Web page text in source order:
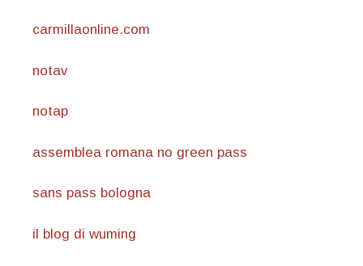
carmillaonline.com
notav
notap
assemblea romana no green pass
sans pass bologna
il blog di wuming